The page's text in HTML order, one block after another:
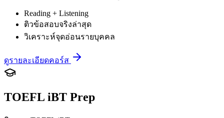
Reading + Listening
ติวข้อสอบจริงล่าสุด
วิเคราะห์จุดอ่อนรายบุคคล
ดูรายละเอียดคอร์ส
TOEFL iBT Prep